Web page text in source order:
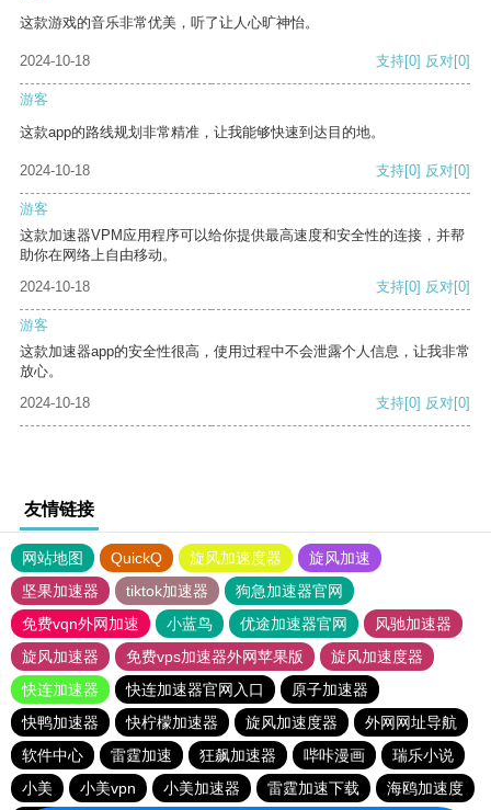
这款游戏的音乐非常优美，听了让人心旷神怡。
2024-10-18 支持[0] 反对[0]
游客
这款app的路线规划非常精准，让我能够快速到达目的地。
2024-10-18 支持[0] 反对[0]
游客
这款加速器VPM应用程序可以给你提供最高速度和安全性的连接，并帮
助你在网络上自由移动。
2024-10-18
支持[0] 反对[0]
游客
这款加速器app的安全性很高，使用过程中不会泄露个人信息，让我非常
放心。
2024-10-18
支持[0] 反对[0]
友情链接
网站地图 QuickQ 旋风加速度器
旋风加速
坚果加速器
tiktok加速器
狗急加速器官网
免费vqn外网加速
小蓝鸟 优途加速器官网
风驰加速器
旋风加速器
免费vps加速器外网苹果版
旋风加速度器
快连加速器
快连加速器官网入口
原子加速器
快鸭加速器
快柠檬加速器 旋风加速度器
外网网址导航
软件中心
雷霆加速 狂飙加速器 哔咔漫画
瑞乐小说
小美
小美vpn 小美加速器 雷霆加速下载 海鸥加速度